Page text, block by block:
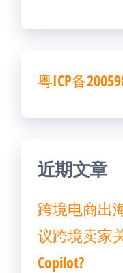
粤ICP备
近期文章
跨境电商出
议跨境卖家
Copilot?